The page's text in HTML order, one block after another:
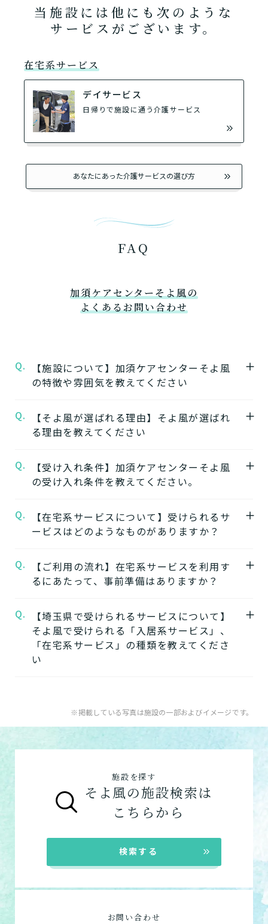
当施設には他にも次のような
サービスがございます。
在宅系サービス
デイサービス
日帰りで施設に通う介護サービス
あなたにあった介護サービスの選び方
FAQ
加須ケアセンターそよ風の
よくあるお問い合わせ
Q.
【施設について】加須ケアセンターそよ風
の特徴や雰囲気を教えてください
★施設の特徴★
加須ケアセンターそよ風
ます。
加須ケアセンターそよ風の公式ページでは施
設の写真から雰囲気をご確認いただけます。
Q.
【そよ風が選ばれる理由】そよ風が選ばれ
る理由を教えてください
【1】ワンストップサービス
「そよ風」は、同じ建物の中で複数の介護サ
施設の中で別のサービスに移行することがで
きます。
【2】できるを増やす介護サービス
びできるようにする」ために支援したいと考
えています。お客様が自分らしく生活できる
ように、ご自身でできることと支援が必要な
【3】お客様に選ばれるできたてのお食事
そよ風は施設内に厨房を構え、手作りのお食
事をできたてで提供しています。約8割のお
お客様に選ばれるできたてのお食事を詳しく
★この介護施設について…相談したい・見学
したい・利用したい★
電話：0480-67-2185
Q.
【受け入れ条件】加須ケアセンターそよ風
の受け入れ条件を教えてください。
自立 要支援 要介護 認知症相談可
Q.
【在宅系サービスについて】受けられるサ
ービスはどのようなものがありますか？
自宅から通う
してもらう
ショートステイ
自宅に来てもらう
てもらう
問介護看護
Q.
【ご利用の流れ】在宅系サービスを利用す
るにあたって、事前準備はありますか？
在宅系サービスの利用には「要介護認定」と
ケアマネジャーによる「ケアプラン」の作成
が必要です。
「要介護認定」を受けていない方
「ケアマネジャー」が決まっていない方：地
域包括支援センターまたは居宅介護支援事務
所へ相談しましょう。
Q.
【埼玉県で受けられるサービスについて】
そよ風で受けられる「入居系サービス」、
「在宅系サービス」の種類を教えてくださ
い
入居系サービス ：ホームに入居したい方向け
のサービスは以下です。
サービス付き高齢者向け住宅
グループホーム
ショートステイ
※掲載している写真は施設の一部およびイメージです。
施設を探す
そよ風の施設検索は
こちらから
検索する
お問い合わせ